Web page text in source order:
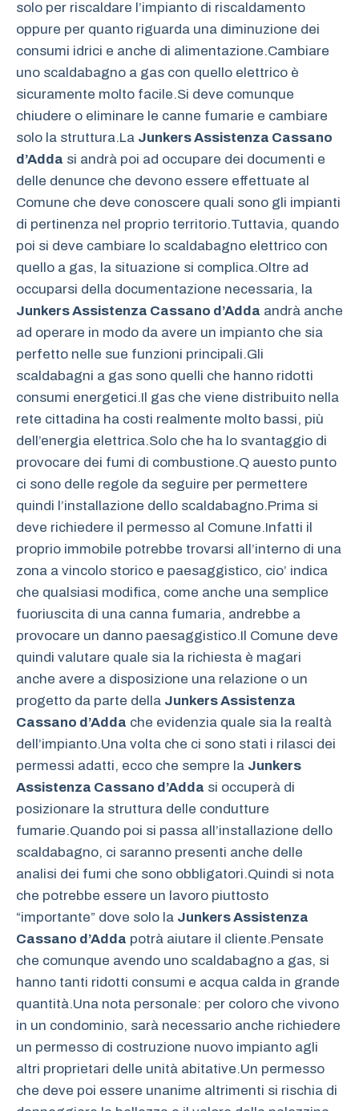
solo per riscaldare l’impianto di riscaldamento
oppure per quanto riguarda una diminuzione dei
consumi idrici e anche di alimentazione.Cambiare
uno scaldabagno a gas con quello elettrico è
sicuramente molto facile.Si deve comunque
chiudere o eliminare le canne fumarie e cambiare
solo la struttura.La Junkers Assistenza Cassano
d’Adda si andrà poi ad occupare dei documenti e
delle denunce che devono essere effettuate al
Comune che deve conoscere quali sono gli impianti
di pertinenza nel proprio territorio.Tuttavia, quando
poi si deve cambiare lo scaldabagno elettrico con
quello a gas, la situazione si complica.Oltre ad
occuparsi della documentazione necessaria, la
Junkers Assistenza Cassano d’Adda andrà anche
ad operare in modo da avere un impianto che sia
perfetto nelle sue funzioni principali.Gli
scaldabagni a gas sono quelli che hanno ridotti
consumi energetici.Il gas che viene distribuito nella
rete cittadina ha costi realmente molto bassi, più
dell’energia elettrica.Solo che ha lo svantaggio di
provocare dei fumi di combustione.Q auesto punto
ci sono delle regole da seguire per permettere
quindi l’installazione dello scaldabagno.Prima si
deve richiedere il permesso al Comune.Infatti il
proprio immobile potrebbe trovarsi all’interno di una
zona a vincolo storico e paesaggistico, cio’ indica
che qualsiasi modifica, come anche una semplice
fuoriuscita di una canna fumaria, andrebbe a
provocare un danno paesaggistico.Il Comune deve
quindi valutare quale sia la richiesta è magari
anche avere a disposizione una relazione o un
progetto da parte della Junkers Assistenza
Cassano d’Adda che evidenzia quale sia la realtà
dell’impianto.Una volta che ci sono stati i rilasci dei
permessi adatti, ecco che sempre la Junkers
Assistenza Cassano d’Adda si occuperà di
posizionare la struttura delle condutture
fumarie.Quando poi si passa all’installazione dello
scaldabagno, ci saranno presenti anche delle
analisi dei fumi che sono obbligatori.Quindi si nota
che potrebbe essere un lavoro piuttosto
“importante” dove solo la Junkers Assistenza
Cassano d’Adda potrà aiutare il cliente.Pensate
che comunque avendo uno scaldabagno a gas, si
hanno tanti ridotti consumi e acqua calda in grande
quantità.Una nota personale: per coloro che vivono
in un condominio, sarà necessario anche richiedere
un permesso di costruzione nuovo impianto agli
altri proprietari delle unità abitative.Un permesso
che deve poi essere unanime altrimenti si rischia di